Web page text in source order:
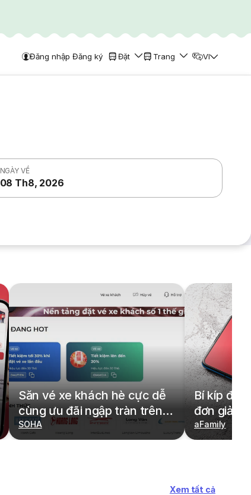
Đăng nhập Đăng ký Đặt Trang VI
NGÀY VỀ
08 Th8, 2026
Săn vé xe khách hè cực dễ
cùng ưu đãi ngập tràn trên
redBus
SOHA
Bí kíp đặt
đơn giản,
cả gia
aFamily
Xem tất cả